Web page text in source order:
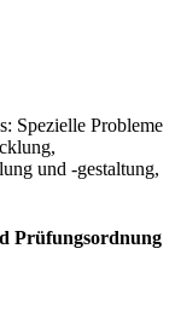
Spezielle Probleme
und -gestaltung,
Prüfungsordnung